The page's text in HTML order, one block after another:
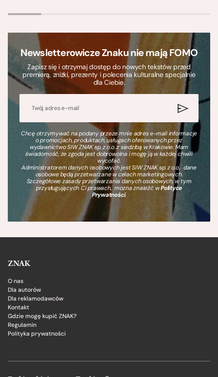
Newsletterowicze Znaku nie mają FOMO
Zapisz się i otrzymaj dostęp do nowych tekstów przed
premierą, zniżki, prezenty i polecenia kulturalne specjalnie
dla Ciebie.
Chcę otrzymywać na podany przeze mnie adres e-mail informacje
o promocjach, produktach, usługach oferowanych przez
wydawnictwo SIW ZNAK sp. z o.o. z siedzibą w Krakowie. Mam
świadomość, że zgoda jest dobrowolna i mogę ją w każdej chwili
wycofać.
Administratorem danych osobowych jest SIW ZNAK sp. z o.o., dane
osobowe będą przetwarzane w celach marketingowych.
Szczegółowe zasady przetwarzania danych osobowych, w tym
przysługujących Ci prawach, można znaleźć wPolityce
Prywatności.
ZNAK
O nas
Dla autorów
Dla reklamodawców
Kontakt
Gdzie mogę kupić ZNAK?
Regulamin
Polityka prywatności